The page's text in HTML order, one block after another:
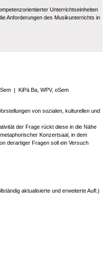
Unterrichtseinheiten
Anforderungen des Musikunterrichts in
| KiPä Ba, WPV, oSem
von sozialen, kulturellen und
der Frage rückt diese in die Nähe
Konzertsaal, in dem
derartiger Fragen soll ein Versuch
aktualisierte und erweiterte Aufl.)